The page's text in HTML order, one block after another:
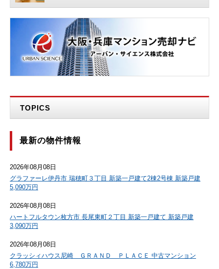
TOPICS
最新の物件情報
2026年08月08日
グラファーレ伊丹市 瑞穂町３丁目 新築一戸建て2棟2号棟 新築戸建
5,090万円
2026年08月08日
ハートフルタウン枚方市 長尾東町２丁目 新築一戸建て 新築戸建
3,090万円
2026年08月08日
クラッシィハウス尼崎 ＧＲＡＮＤ ＰＬＡＣＥ 中古マンション
6,780万円